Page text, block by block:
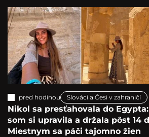
pred hodinou Slováci a Česi v zahraničí
Nikol sa presťahovala do
som si upravila a držala pôst 14
Miestnym sa páči tajomno žien